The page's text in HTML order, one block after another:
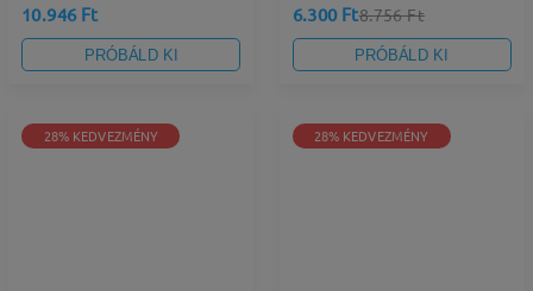
10.946 Ft
PRÓBÁLD KI
6.300 Ft8.756 Ft
PRÓBÁLD KI
28% KEDVEZMÉNY 28% KEDVEZMÉNY